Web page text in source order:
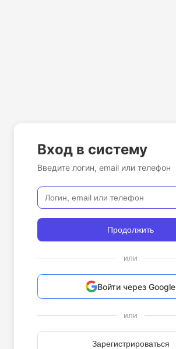
Вход в систему
Введите логин, email или телефон
Продолжить
или
Войти через Google
или
Зарегистрироваться